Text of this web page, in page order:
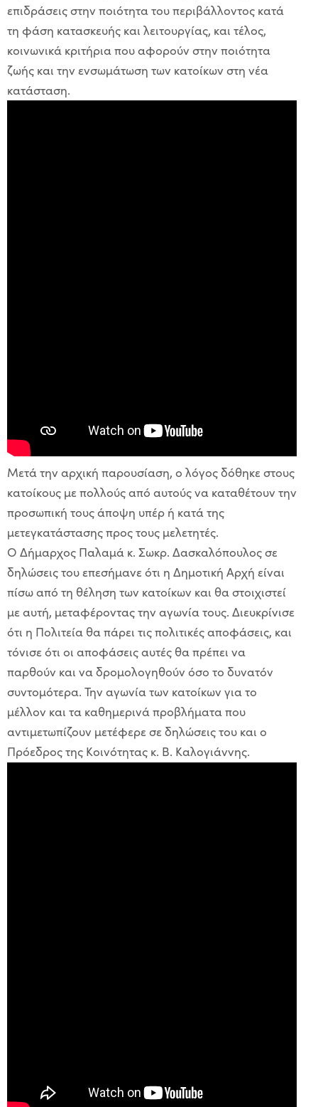
επιδράσεις στην ποιότητα του περιβάλλοντος κατά
τη φάση κατασκευής και λειτουργίας, και τέλος,
κοινωνικά κριτήριαπου αφορούν στην ποιότητα
ζωής και την ενσωμάτωση των κατοίκων στη νέα
κατάσταση.
Μετά την αρχική παρουσίαση, ο λόγος δόθηκε στους
κατοίκους με πολλούςαπό αυτούς να καταθέτουν την
προσωπική τους άποψη υπέρ ή κατά της
μετεγκατάστασης προς τους μελετητές.
Ο Δήμαρχος Παλαμά κ. Σωκρ. Δασκαλόπουλος σε
δηλώσεις του επεσήμανε ότι η Δημοτική Αρχή είναι
πίσω από τη θέληση των κατοίκων και θαστοιχιστεί
με αυτή, μεταφέροντας την αγωνίατους. Διευκρίνισε
ότι η Πολιτεία θα πάρει τις πολιτικές αποφάσεις, και
τόνισε ότι οι αποφάσεις αυτές θα πρέπει να
παρθούν και ναδρομολογηθούν όσο το δυνατόν
συντομότερα. Την αγωνία των κατοίκων για το
μέλλον και τα καθημερινά προβλήματα που
αντιμετωπίζουν μετέφερε σε δηλώσεις του και ο
Πρόεδρος της Κοινότητας κ. Β. Καλογιάννης.